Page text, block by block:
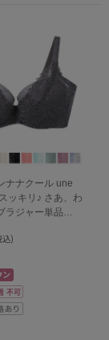
ナナクール une
ッキリ♪ さあ、わ
ラジャー単品
込)